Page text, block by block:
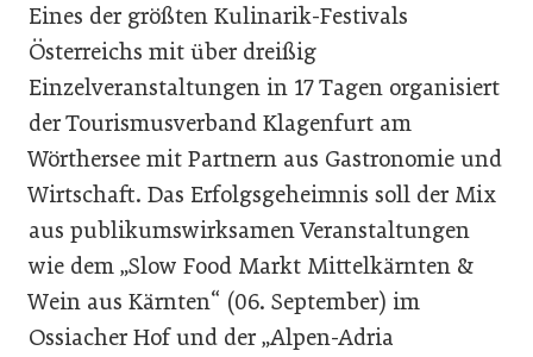
Eines der größten Kulinarik-Festivals
Österreichs mit über dreißig
Einzelveranstaltungen in 17 Tagen organisiert
der Tourismusverband Klagenfurt am
Wörthersee mit Partnern aus Gastronomie und
Wirtschaft. Das Erfolgsgeheimnis soll der Mix
aus publikumswirksamen Veranstaltungen
wie dem „Slow Food Markt Mittelkärnten &
Wein aus Kärnten“ (06. September) im
Ossiacher Hof und der „Alpen-Adria